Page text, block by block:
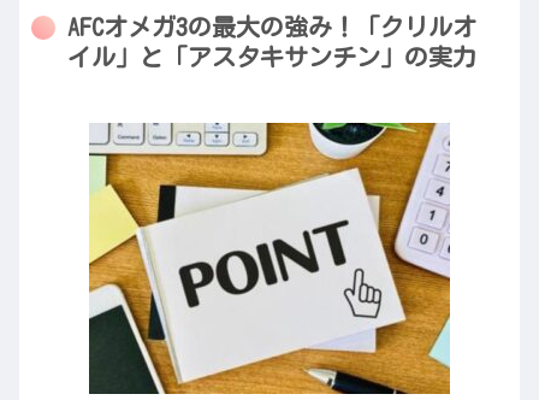
AFCオメガ3の最大の強み！「クリルオ
イル」と「アスタキサンチン」の実力